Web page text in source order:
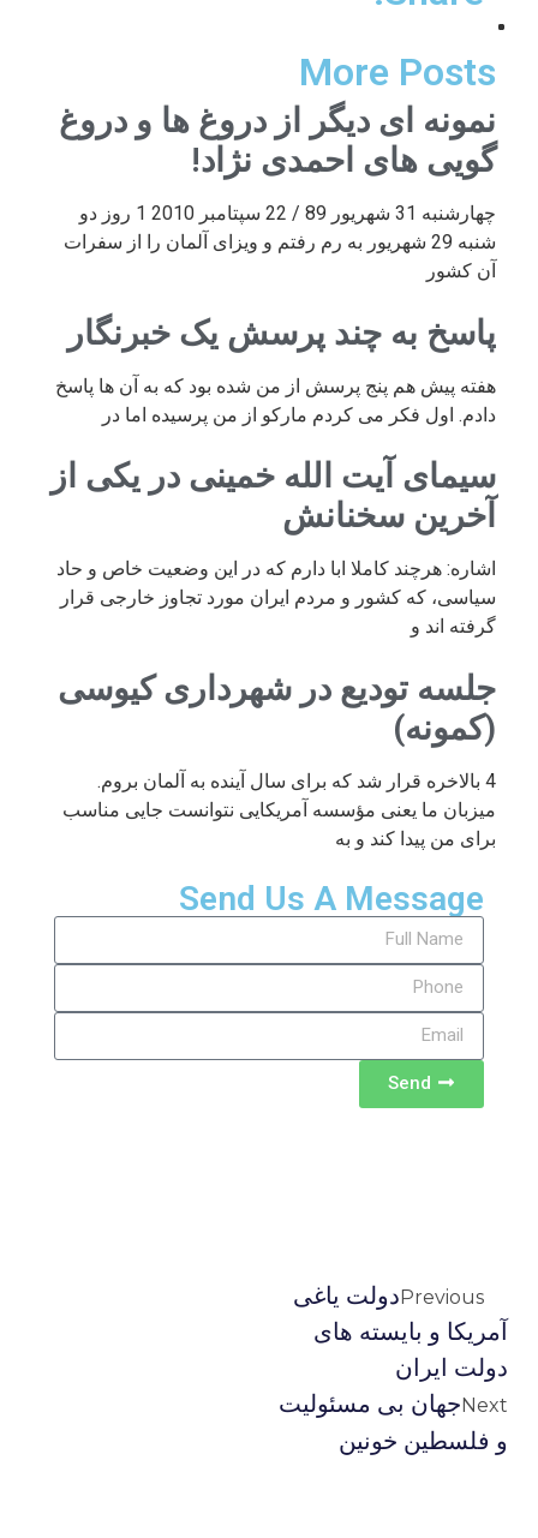
More Posts
نمونه ای دیگر از دروغ ها و دروغ
گویی های احمدی نژاد!
چهارشنبه 31 شهریور 89 / 22 سپتامبر 2010 1 روز دو
شنبه 29 شهریور به رم رفتم و ویزای آلمان را از سفرات
آن کشور
پاسخ به چند پرسش یک خبرنگار
هفته پیش هم پنج پرسش از من شده بود که به آن ها پاسخ
دادم. اول فکر می کردم مارکو از من پرسیده اما در
سیمای آیت الله خمینی در یکی از
آخرین سخنانش
اشاره: هرچند کاملا ابا دارم که در این وضعیت خاص و حاد
سیاسی، که کشور و مردم ایران مورد تجاوز خارجی قرار
گرفته اند و
جلسه تودیع در شهرداری کیوسی
(کمونه)
4 بالاخره قرار شد که برای سال آینده به آلمان بروم.
میزبان ما یعنی مؤسسه آمریکایی نتوانست جایی مناسب
برای من پیدا کند و به
Send Us A Message
Send
Previousدولت یاغی
آمریکا و بایسته های
دولت ایران
Nextجهان بی مسئولیت
و فلسطین خونین